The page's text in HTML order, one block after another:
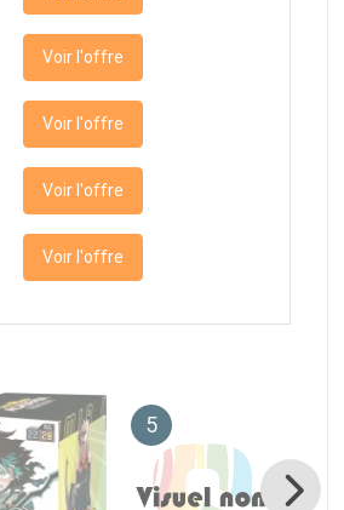
Voir l'offre
Voir l'offre
Voir l'offre
Voir l'offre
5